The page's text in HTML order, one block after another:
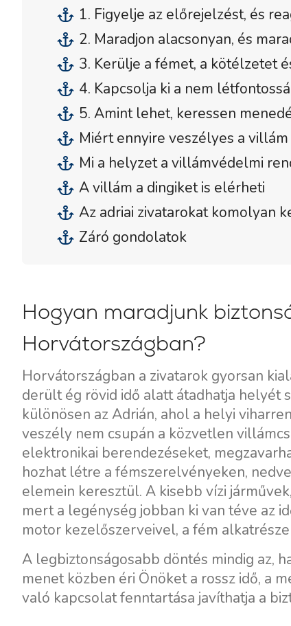
1. Figyelje az előrejelzést, és
2. Maradjon alacsonyan, és
3. Kerülje a fémet, a kötélzetet
4. Kapcsolja ki a nem
5. Amint lehet, keressen
Miért ennyire veszélyes a villám
Mi a helyzet a villámvédelmi
A villám a dingiket is elérheti
Az adriai zivatarokat komolyan
Záró gondolatok
Hogyan maradjunk
Horvátországban?
Horvátországban a zivatarok gyorsan
derült ég rövid idő alatt átadhatja helyét
különösen az Adrián, ahol a helyi
veszély nem csupán a közvetlen
elektronikai berendezéseket,
hozhat létre a fémszerelvényeken,
elemein keresztül. A kisebb vízi
mert a legénység jobban ki van téve az
motor kezelőszerveivel, a fém
A legbiztonságosabb döntés mindig az,
menet közben éri Önöket a rossz idő, a
való kapcsolat fenntartása javíthatja a